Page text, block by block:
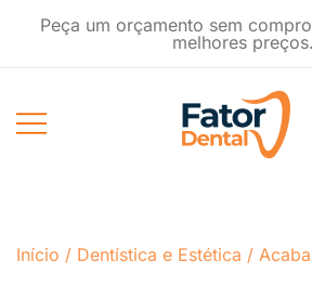
Peça um orçamento sem
melhores preços.
Início / Dentística e Estética /